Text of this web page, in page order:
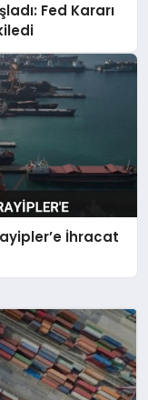
Fed Kararı
İhracat